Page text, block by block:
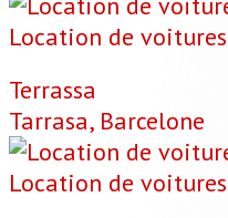
Location de voitures
Terrassa
Tarrasa, Barcelone
Location de voitures